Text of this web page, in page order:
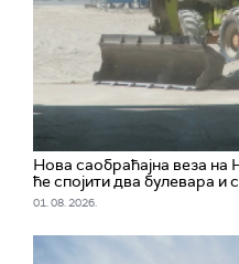
Нова саобраћајна веза
ће спојити два булевара и
01. 08. 2026.